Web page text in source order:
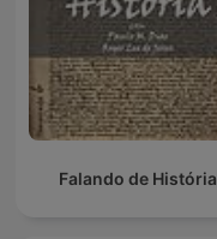
Falando de História